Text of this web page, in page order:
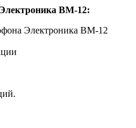
ВМ-12:
Электроника ВМ-12